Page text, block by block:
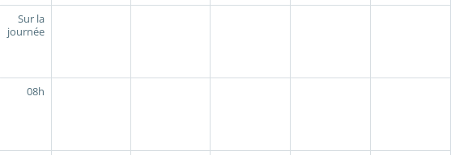
Sur la
journée
08h